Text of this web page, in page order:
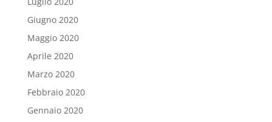
Giugno 2020
Maggio 2020
Aprile 2020
Marzo 2020
Febbraio 2020
Gennaio 2020